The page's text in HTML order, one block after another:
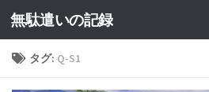
コンテンツへスキップ
無駄遣いの記録
タグ: Q-S1